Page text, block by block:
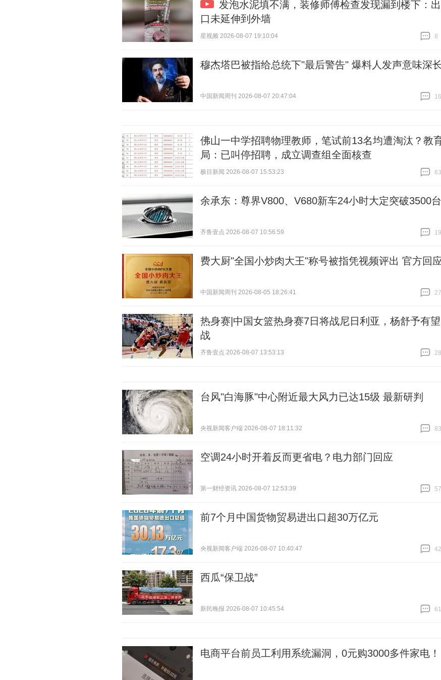
发泡水泥填不满，装修师傅检查发现漏到楼下：
口未延伸到外墙
星视频 2026-08-07 19:10:04
8
穆杰塔巴被指给总统下"最后警告" 爆料人发声意味深
中国新闻周刊 2026-08-07 20:47:04
佛山一中学招聘物理教师，笔试前13名均遭淘汰？教
局：已叫停招聘，成立调查组全面核查
极目新闻 2026-08-07 15:53:23
余承东：尊界V800、V680新车24小时大定突破3500台
齐鲁壹点 2026-08-07 10:56:59
费大厨"全国小炒肉大王"称号被指凭视频评出 官方回
中国新闻周刊 2026-08-05 18:26:41
热身赛|中国女篮热身赛7日将战尼日利亚，杨舒予有
战
齐鲁壹点 2026-08-07 13:53:13
28
台风"白海豚"中心附近最大风力已达15级 最新研判
央视新闻客户端 2026-08-07 18:11:32
空调24小时开着反而更省电？电力部门回应
第一财经资讯 2026-08-07 12:53:39
前7个月中国货物贸易进出口超30万亿元
央视新闻客户端 2026-08-07 10:40:47
西瓜“保卫战”
新民晚报 2026-08-07 10:45:54
61
电商平台前员工利用系统漏洞，0元购3000多件家电！